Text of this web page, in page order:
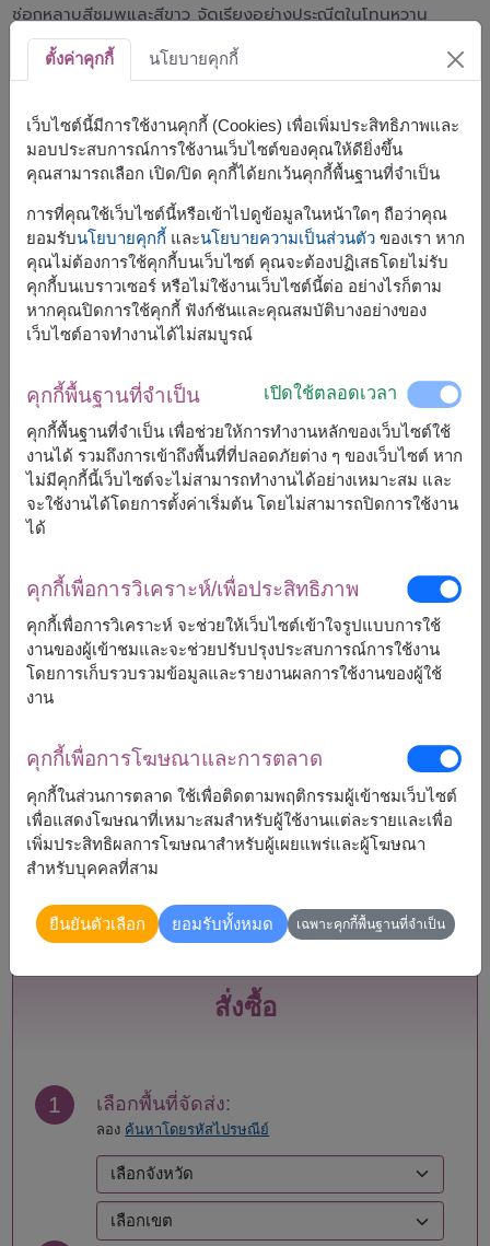
ช่อกุหลาบสีชมพูและสีขาว จัดเรียงอย่างประณีตในโทนหวาน
ละมุน ห่อด้วยกระดาษสีชมพูและตาข่ายตกแต่ง ให้ความรู้สึก
อบอุ่น เรียบหรู และโรแมนติก เหมาะสำหรับวันเกิด วันครบรอบ
หรือแสดงความรักในทุกโอกาส
*สีของดอกกุหลาบชมพูอาจมีความแตกต่างจากรูปภาพตัวอย่าง
เนื่องจากสายพันธุ์ของดอกไม้จะขึ้นอยู่กับสต็อกสินค้าในแต่ละวัน
สินค้าแบบที่ใกล้เคียงกัน ได้แก่
FLV704
จัดส่งได้เร็วสุด อ., 11 ส.ค. 2026
แต่สามารถกำหนดวันได้
ราคาตามพื้นที่จัดส่ง
เริ่มต้นที่ ฿3,600
ฟรีจัดส่ง + ฟรีการ์ดเขียนข้อความ
หมายเหตุ:
การจัดและดอกไม้อาจจะแตกต่างจากที่เห็นในรูปบ้าง
เล็กน้อย ขึ้นอยู่กับฤดูกาลและพื้นที่จัดส่ง
ราคาเปลี่ยนแปลงตามพื้นที่จัดส่ง
จัดส่งได้
กระบี่
กรุงเทพ
กาญจนบุรี
กาฬสินธุ์
ขอนแก่น
จันทบุรี
เชียงราย
เชียงใหม่
ตรัง
ตราด
ตาก
นครนายก
นครปฐม
แพร่
ภูเก็ต
มหาสารคาม
ยโสธร
ร้อยเอ็ด
สกลนคร
สั่งซื้อ
1 เลือกพื้นที่จัดส่ง:
ลอง ค้นหาโดยรหัสไปรษณีย์
ตั้งค่าคุกกี้ นโยบายคุกกี้
เว็บไซต์นี้มีการใช้งานคุกกี้ (Cookies) เพื่อเพิ่มประสิทธิภาพและ
มอบประสบการณ์การใช้งานเว็บไซต์ของคุณให้ดียิ่งขึ้น
คุณสามารถเลือก เปิด/ปิด คุกกี้ได้ยกเว้นคุกกี้พื้นฐานที่จำเป็น
การที่คุณใช้เว็บไซต์นี้หรือเข้าไปดูข้อมูลในหน้าใดๆ ถือว่าคุณ
ยอมรับนโยบายคุกกี้ และนโยบายความเป็นส่วนตัวของเรา หาก
คุณไม่ต้องการใช้คุกกี้บนเว็บไซต์ คุณจะต้องปฏิเสธโดยไม่รับ
คุกกี้บนเบราวเซอร์ หรือไม่ใช้งานเว็บไซต์นี้ต่อ อย่างไรก็ตาม
หากคุณปิดการใช้คุกกี้ ฟังก์ชันและคุณสมบัติบางอย่างของ
เว็บไซต์อาจทำงานได้ไม่สมบูรณ์
คุกกี้พื้นฐานที่จำเป็น เปิดใช้ตลอดเวลา
คุกกี้พื้นฐานที่จำเป็น เพื่อช่วยให้การทำงานหลักของเว็บไซต์ใช้
งานได้ รวมถึงการเข้าถึงพื้นที่ที่ปลอดภัยต่าง ๆ ของเว็บไซต์ หาก
ไม่มีคุกกี้นี้เว็บไซต์จะไม่สามารถทำงานได้อย่างเหมาะสม และ
จะใช้งานได้โดยการตั้งค่าเริ่มต้น โดยไม่สามารถปิดการใช้งาน
ได้
คุกกี้เพื่อการวิเคราะห์/เพื่อประสิทธิภาพ
คุกกี้เพื่อการวิเคราะห์ จะช่วยให้เว็บไซต์เข้าใจรูปแบบการใช้
งานของผู้เข้าชมและจะช่วยปรับปรุงประสบการณ์การใช้งาน
โดยการเก็บรวบรวมข้อมูลและรายงานผลการใช้งานของผู้ใช้
งาน
คุกกี้เพื่อการโฆษณาและการตลาด
คุกกี้ในส่วนการตลาด ใช้เพื่อติดตามพฤติกรรมผู้เข้าชมเว็บไซต์
เพื่อแสดงโฆษณาที่เหมาะสมสำหรับผู้ใช้งานแต่ละรายและเพื่อ
เพิ่มประสิทธิผลการโฆษณาสำหรับผู้เผยแพร่และผู้โฆษณา
สำหรับบุคคลที่สาม
ยืนยันตัวเลือก ยอมรับทั้งหมด เฉพาะคุกกี้พื้นฐานที่จำเป็น